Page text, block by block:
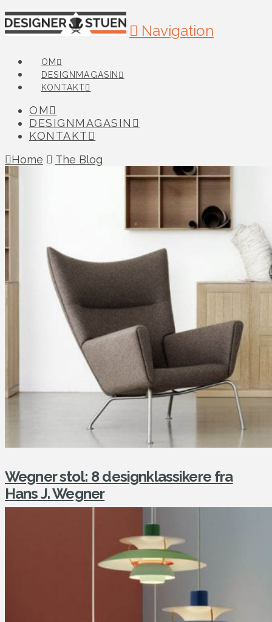
Navigation
OM
DESIGNMAGASIN
KONTAKT
OM
DESIGNMAGASIN
KONTAKT
Home
The Blog
Wegner stol: 8 designklassikere fra
Hans J. Wegner